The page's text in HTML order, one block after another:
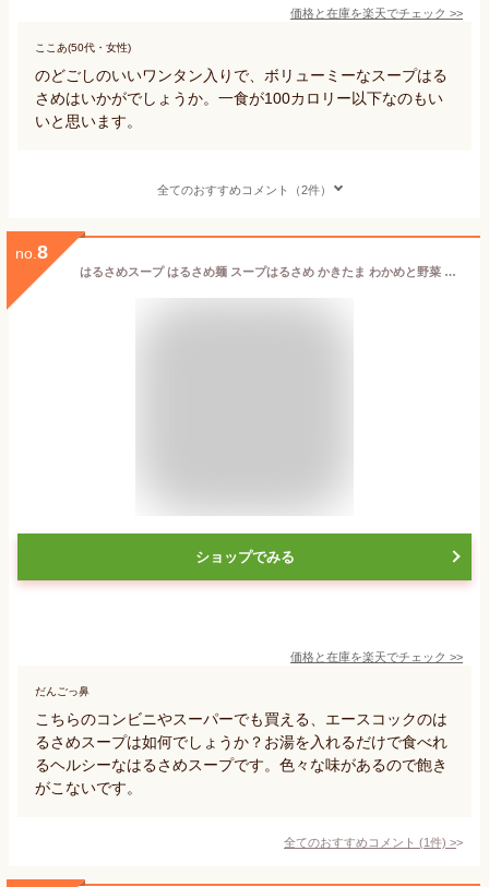
価格と在庫を楽天でチェック >>
ここあ(50代・女性)
のどごしのいいワンタン入りで、ボリューミーなスープはる
さめはいかがでしょうか。一食が100カロリー以下なのもい
いと思います。
全てのおすすめコメント（2件）
no. 8
はるさめスープ はるさめ麺 スープはるさめ かきたま わかめと野菜 担担味 ワンタン ヘルシー スープはるさめ カップスープ 春雨 低カロリー カップ麺 おにぎりに合う かきたま インスタント 即席 日本製 エースコック ACECOOK
ショップでみる
価格と在庫を楽天でチェック >>
だんごっ鼻
こちらのコンビニやスーパーでも買える、エースコックのは
るさめスープは如何でしょうか？お湯を入れるだけで食べれ
るヘルシーなはるさめスープです。色々な味があるので飽き
がこないです。
全てのおすすめコメント (1件) >